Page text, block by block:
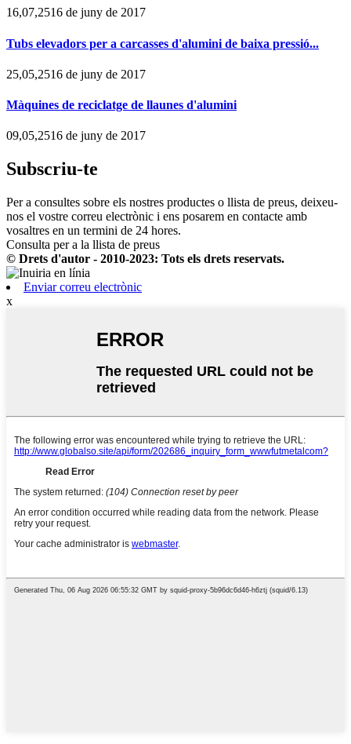
16,07,2516 de juny de 2017
Tubs elevadors per a carcasses d'alumini de baixa pressió...
25,05,2516 de juny de 2017
Màquines de reciclatge de llaunes d'alumini
09,05,2516 de juny de 2017
Subscriu-te
Per a consultes sobre els nostres productes o llista de preus, deixeu-
nos el vostre correu electrònic i ens posarem en contacte amb
vosaltres en un termini de 24 hores.
Consulta per a la llista de preus
© Drets d'autor - 2010-2023: Tots els drets reservats.
Enviar correu electrònic
x